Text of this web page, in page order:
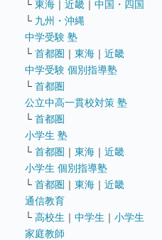
└ 東海 ｜ 近畿 ｜ 中国・四国
└ 九州・沖縄
中学受験 塾
└ 首都圏 ｜ 東海 ｜ 近畿
中学受験 個別指導塾
└ 首都圏
公立中高一貫校対策 塾
└ 首都圏
小学生 塾
└ 首都圏 ｜ 東海 ｜ 近畿
小学生 個別指導塾
└ 首都圏 ｜ 東海 ｜ 近畿
通信教育
└ 高校生 ｜ 中学生 ｜ 小学生
家庭教師